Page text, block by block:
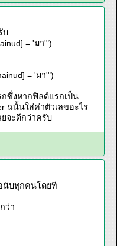
บ
= 'มา'")
= 'มา'")
กซึ่งหากฟิลด์แรกเป็น
ฉนั้นใส่ค่าตัวเลขอะไร
ยจะดีกว่าครับ
บทุกคนโดยที
ว่า